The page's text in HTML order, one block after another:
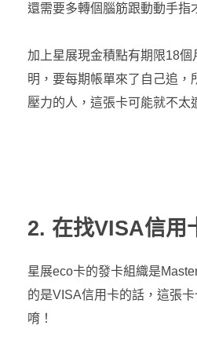
還需要多轉個腦筋跟動動手指
加上星展現金積點有期限18
明，要每期帳單來了自己追，
壓力的人，這張卡可能就不太
2. 在找VISA信用
星展eco卡的發卡組織是
的是VISA信用卡的話，這張
唷！